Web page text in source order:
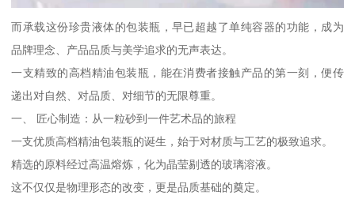
而承载这份珍贵液体的包装瓶，早已超越了单纯容器的功能，成为
品牌理念、产品品质与美学追求的无声表达。
一支精致的高档精油包装瓶，能在消费者接触产品的第一刻，便传
递出对自然、对品质、对细节的无限尊重。
一、 匠心制造：从一粒砂到一件艺术品的旅程
一支优质高档精油包装瓶的诞生，始于对材质与工艺的极致追求。
精选的原料经过高温熔炼，化为晶莹剔透的玻璃溶液。
这不仅仅是物理形态的改变，更是品质基础的奠定。